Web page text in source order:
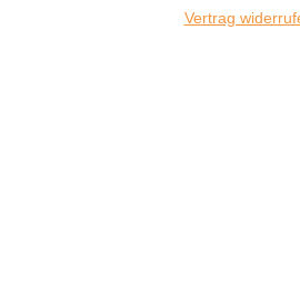
Vertrag